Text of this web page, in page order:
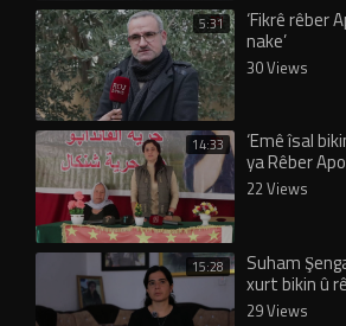
5:31 ‘Fikrê rêber
nake’
30 Views
14:33 ‘Emê îsal
ya Rêber
22 Views
15:28 Suham
xurt bikin û
nû bigirin
29 Views